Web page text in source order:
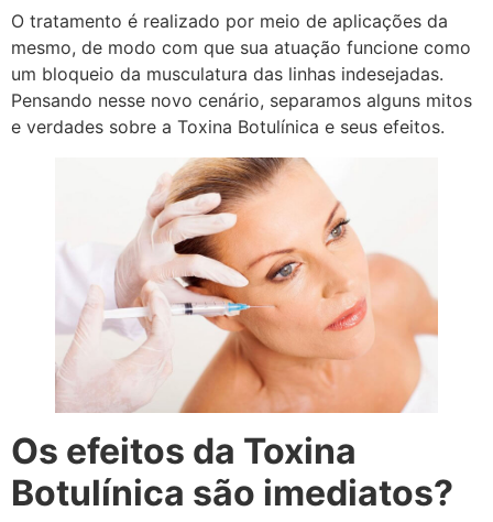
O tratamento é realizado por meio de aplicações da
mesmo, de modo com que sua atuação funcione como
um bloqueio da musculatura das linhas indesejadas.
Pensando nesse novo cenário, separamos alguns mitos
e verdades sobre a Toxina Botulínica e seus efeitos.
Os efeitos da Toxina
Botulínica são imediatos?